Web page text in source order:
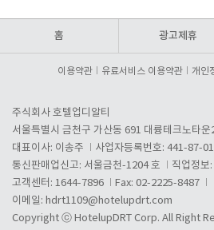
홈 광고제휴
이용약관 유료서비스 이용약관 개인
주식회사 호텔업디알티
서울특별시 금천구 가산동 691 대륭테크노타
대표이사: 이송주
사업자등록번호: 441-87-
통신판매업신고: 서울금천-1204 호
직업정
고객센터: 1644-7896
Fax: 02-2225-8487
이메일: hdrt1109@hotelupdrt.com
Copyright ⓒ HotelupDRT Corp. All Right